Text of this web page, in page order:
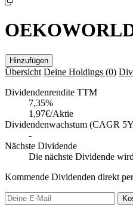
Hinzufügen
Übersicht Deine Holdings (0)
Dividendenrendite TTM
7,35%
1,97€/Aktie
Dividendenwachstum (CAGR
-
Nächste Dividende
Die nächste Dividende
Kommende Dividenden direkt